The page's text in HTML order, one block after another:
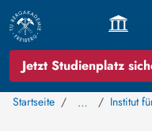
Jetzt Studienplatz
Startseite … Institut